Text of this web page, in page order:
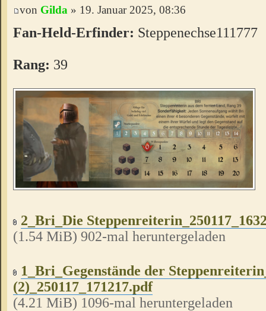
von Gilda » 19. Januar 2025, 08:36
Fan-Held-Erfinder: Steppenechse111777
Rang: 39
2_Bri_Die
(1.54 MiB) 902-mal heruntergeladen
1_Bri_Gegenstände der
(2)_250117_171217.pdf
(4.21 MiB) 1096-mal heruntergeladen